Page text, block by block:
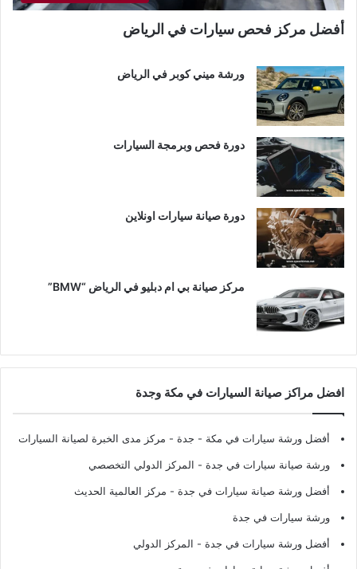
أفضل مركز فحص سيارات في الرياض
ورشة ميني كوبر في الرياض
دورة فحص وبرمجة السيارات
دورة صيانة سيارات اونلاين
مركز صيانة بي ام دبليو في الرياض “BMW”
افضل مراكز صيانة السيارات في مكة وجدة
أفضل ورشة سيارات في مكة - جدة - مركز مدى الخبرة لصيانة السيارات
ورشة صيانة سيارات في جدة - المركز الدولي التخصصي
أفضل ورشة صيانة سيارات في جدة - مركز العالمية الحديث
ورشة سيارات في جدة
أفضل ورشة سيارات في جدة - المركز الدولي